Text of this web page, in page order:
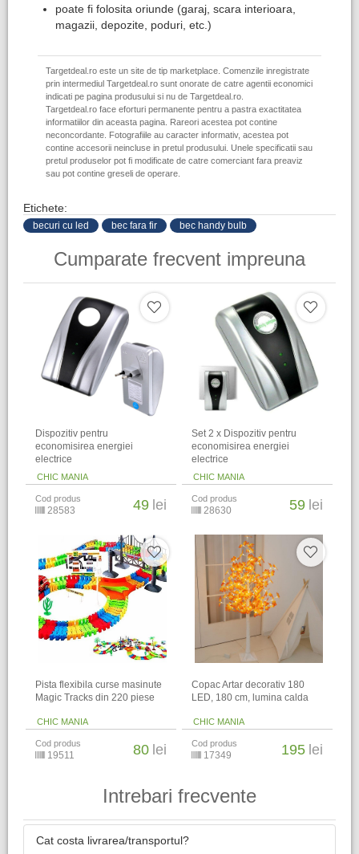
poate fi folosita oriunde (garaj, scara interioara,
magazii, depozite, poduri, etc.)
Targetdeal.ro este un site de tip marketplace. Comenzile inregistrate
prin intermediul Targetdeal.ro sunt onorate de catre agentii economici
indicati pe pagina produsului si nu de Targetdeal.ro.
Targetdeal.ro face eforturi permanente pentru a pastra exactitatea
informatiilor din aceasta pagina. Rareori acestea pot contine
neconcordante. Fotografiile au caracter informativ, acestea pot
contine accesorii neincluse in pretul produsului. Unele specificatii sau
pretul produselor pot fi modificate de catre comerciant fara preaviz
sau pot contine greseli de operare.
Etichete:
becuri cu led bec fara fir bec handy bulb
Cumparate frecvent impreuna
Dispozitiv pentru
economisirea energiei
electrice
CHIC MANIA
Cod produs
28583 49 lei
Set 2 x Dispozitiv pentru
economisirea energiei
electrice
CHIC MANIA
Cod produs
28630 59 lei
Pista flexibila curse masinute
Magic Tracks din 220 piese
CHIC MANIA
Cod produs
19511 80 lei
Copac Artar decorativ 180
LED, 180 cm, lumina calda
CHIC MANIA
Cod produs
17349 195 lei
Intrebari frecvente
Cat costa livrarea/transportul?